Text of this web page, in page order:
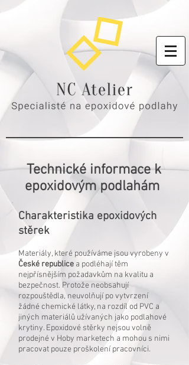
Technické informace k
epoxidovým podlahám
Charakteristika epoxidových
stěrek
Materiály, které používáme jsou vyrobeny v
České republice a podléhají těm
nejpřísnějším požadavkům na kvalitu a
bezpečnost. Protože neobsahují
rozpouštědla, neuvolňují po vytvrzení
žádné chemické látky, na rozdíl od PVC a
jiných materiálů užívaných jako podlahové
krytiny. Epoxidové stěrky nejsou volně
prodejné v Hoby marketech a mohou s nimi
pracovat pouze proškolení pracovníci.